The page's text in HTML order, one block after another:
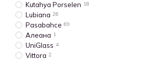
Kutahya Porselen 18
Lubiana 26
Pasabahce 69
Алеана 1
UniGlass 4
Vittora 2